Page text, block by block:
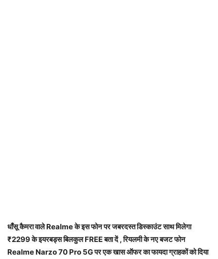
धाँसू कैमरा वाले Realme के इस फोन पर जबरदस्त डिस्काउंट साथ मिलेगा
₹2299 के इयरबड्स बिलकुल FREE बता दें , रियलमी के नए बजट फोन
Realme Narzo 70 Pro 5G पर एक खास ऑफर का फायदा ग्राहकों को दिया